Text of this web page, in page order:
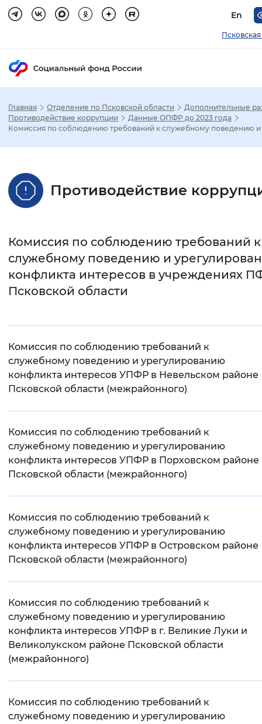
En
Настройка режима отображения
Стандартный Увеличенный
Интервал между буквами
Монохромный Инверсивный
Синий фон
Включены Выключены
Звуковой ассистент
Вернуть стандартные настройки
Главная Отделение по Псковской области
Дополнительные
Противодействие коррупции
Данные ОПФР до 2023 года
Комиссия по соблюдению требований к служебному поведению и
Противодействие
Комиссия по соблюдению требований к
служебному поведению и
конфликта интересов в учреждениях
Псковской области
Комиссия по соблюдению требований к
служебному поведению и урегулированию
конфликта интересов УПФР в Невельском районе
Псковской области (межрайонного)
Комиссия по соблюдению требований к
служебному поведению и урегулированию
конфликта интересов УПФР в Порховском районе
Псковской области (межрайонного)
Комиссия по соблюдению требований к
служебному поведению и урегулированию
конфликта интересов УПФР в Островском районе
Псковской области (межрайонного)
Комиссия по соблюдению требований к
служебному поведению и урегулированию
конфликта интересов УПФР в г. Великие Луки и
Великолукском районе Псковской области
(межрайонного)
Комиссия по соблюдению требований к
служебному поведению и урегулированию